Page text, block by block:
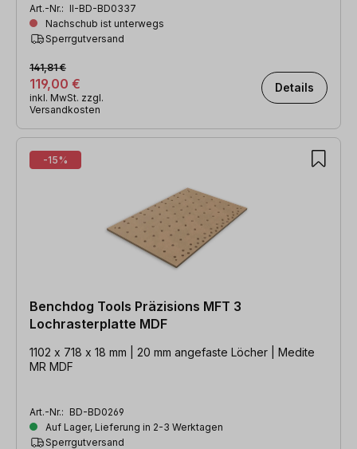
Art.-Nr.: II-BD-BD0337
Nachschub ist unterwegs
Sperrgutversand
119,00 €
141,81 €
inkl. MwSt. zzgl.
Versandkosten
Details
-15%
Benchdog Tools Präzisions MFT 3
Lochrasterplatte MDF
1102 x 718 x 18 mm | 20 mm angefaste Löcher | Medite
MR MDF
Art.-Nr.: BD-BD0269
Auf Lager, Lieferung in 2-3 Werktagen
Sperrgutversand